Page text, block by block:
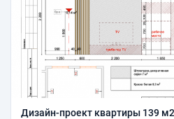
Дизайн-проект квартиры 139